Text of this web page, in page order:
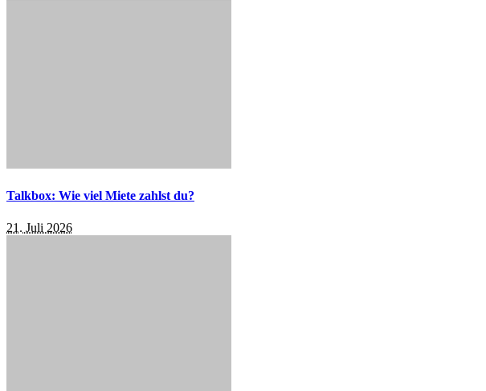
Talkbox: Wie viel Miete zahlst du?
21. Juli 2026